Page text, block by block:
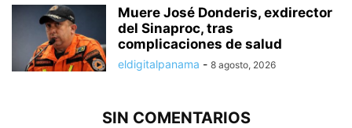
Muere José Donderis, exdirector
del Sinaproc, tras
complicaciones de salud
eldigitalpanama - 8 agosto, 2026
SIN COMENTARIOS